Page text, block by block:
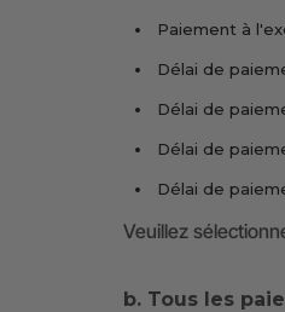
Paiement à
Délai de
Délai de
Délai de
Délai de
Veuillez
b. Tous les